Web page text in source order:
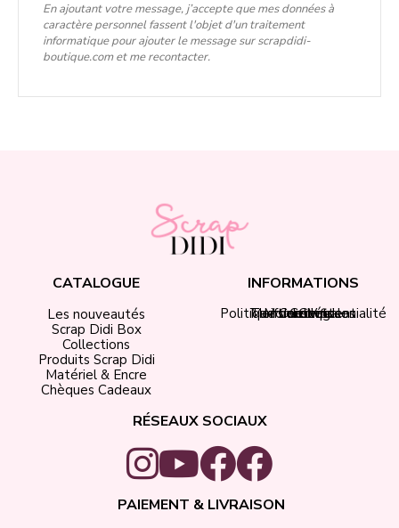
En ajoutant votre message, j’accepte que mes données à
caractère personnel fassent l'objet d'un traitement
informatique pour ajouter le message sur scrapdidi-
boutique.com et me recontacter.
CATALOGUE
Les nouveautés
Scrap Didi Box
Collections
Produits Scrap Didi
Matériel & Encre
Chèques Cadeaux
INFORMATIONS
Contact
Mon compte
CGV
Politique de confidentialité
Mentions légales
Tarifs de livraison
RÉSEAUX SOCIAUX
PAIEMENT & LIVRAISON